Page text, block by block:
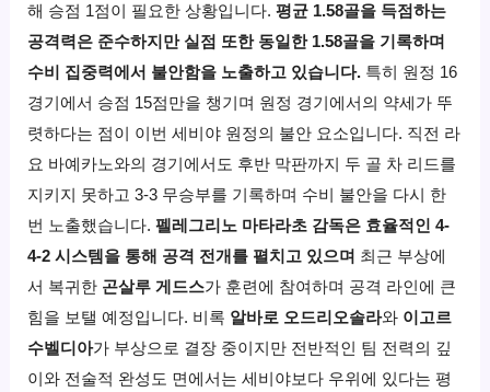
해 승점 1점이 필요한 상황입니다.평균 1.58골을 득점하는
공격력은 준수하지만 실점 또한 동일한 1.58골을 기록하며
수비 집중력에서 불안함을 노출하고 있습니다. 특히 원정 16
경기에서 승점 15점만을 챙기며 원정 경기에서의 약세가 뚜
렷하다는 점이 이번 세비야 원정의 불안 요소입니다. 직전 라
요 바예카노와의 경기에서도 후반 막판까지 두 골 차 리드를
지키지 못하고 3-3 무승부를 기록하며 수비 불안을 다시 한
번 노출했습니다.펠레그리노 마타라초 감독은 효율적인 4-
4-2 시스템을 통해 공격 전개를 펼치고 있으며 최근 부상에
서 복귀한 곤살루 게드스가 훈련에 참여하며 공격 라인에 큰
힘을 보탤 예정입니다. 비록 알바로 오드리오솔라와 이고르
수벨디아가 부상으로 결장 중이지만 전반적인 팀 전력의 깊
이와 전술적 완성도 면에서는 세비야보다 우위에 있다는 평